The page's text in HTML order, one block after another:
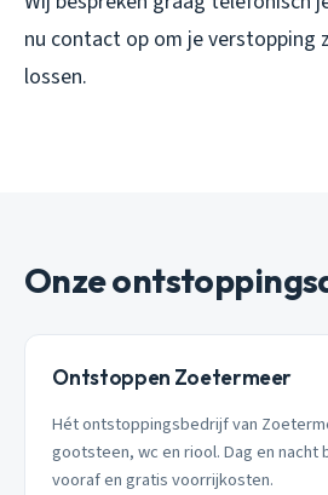
nu contact op om je verstopping
lossen.
Onze
Ontstoppen Zoetermeer
Hét ontstoppingsbedrijf van
gootsteen, wc en riool. Dag en
vooraf en gratis voorrijkosten.